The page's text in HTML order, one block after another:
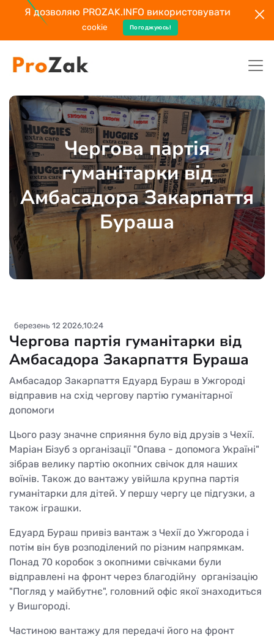
Я дозволяю PROZAK.INFO використовувати
cookie Погоджуюсь!
Чергова партія
гуманітарки від
Амбасадора Закарпаття
Бураша
березень 12 2026,10:24
Чергова партія гуманітарки від
Амбасадора Закарпаття Бураша
Амбасадор Закарпаття Едуард Бураш в Ужгороді
відправив на схід чергову партію гуманітарної
допомоги
Цього разу значне сприяння було від друзів з Чехії.
Маріан Бізуб з організації "Опава - допомога Україні"
зібрав велику партію окопних свічок для наших
воїнів. Також до вантажу увійшла крупна партія
гуманітарки для дітей. У першу чергу це підгузки, а
також іграшки.
Едуард Бураш привіз вантаж з Чехії до Ужгорода і
потім він був розподілений по різним напрямкам.
Понад 70 коробок з окопними свічками були
відправлені на фронт через благодійну організацію
"Погляд у майбутнє", головний офіс якої знаходиться
у Вишгороді.
Частиною вантажу для передачі його на фронт